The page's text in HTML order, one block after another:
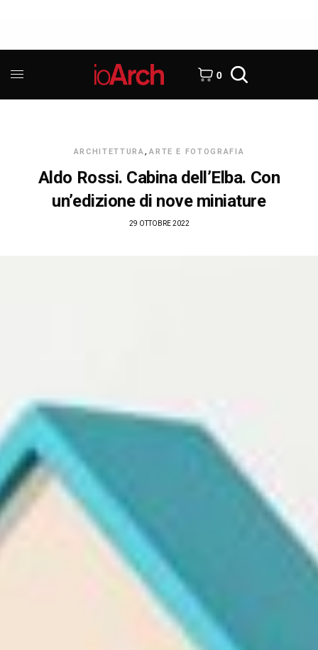
0
ARCHITETTURA, ARTE E FOTOGRAFIA
Aldo Rossi. Cabina dell’Elba. Con
un’edizione di nove miniature
29 OTTOBRE 2022